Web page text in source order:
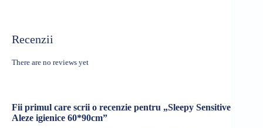
Recenzii
There are no reviews yet
Fii primul care scrii o recenzie pentru „Sleepy Sensitive
Aleze igienice 60*90cm”